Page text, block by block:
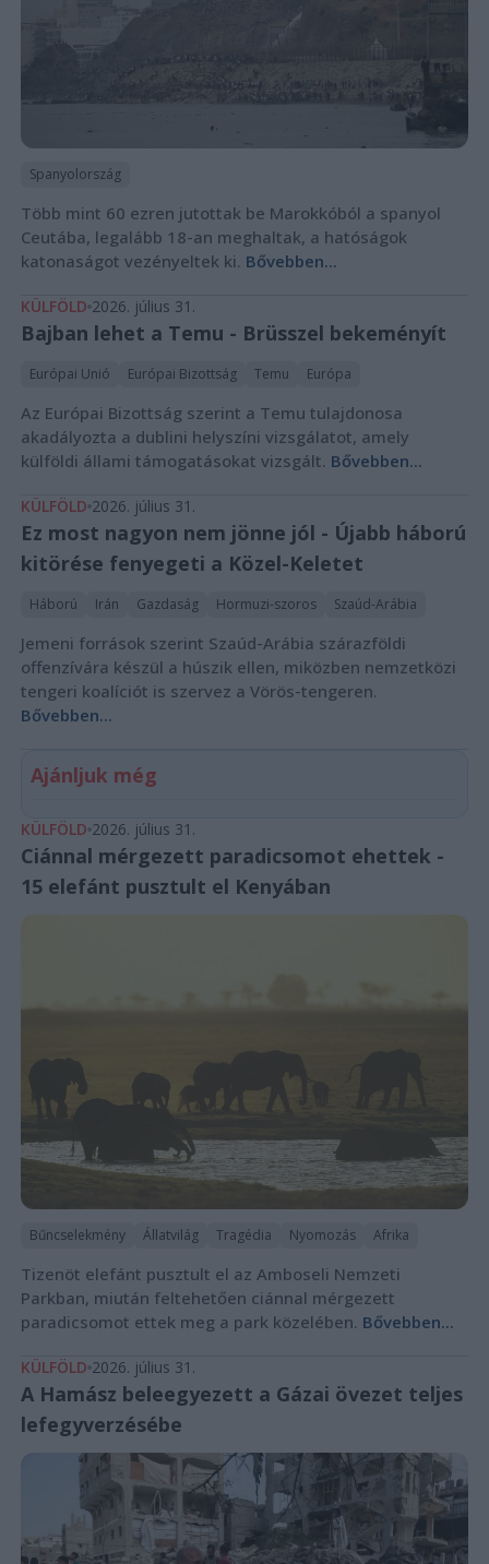
Spanyolország
Több mint 60 ezren jutottak be Marokkóból a spanyol
Ceutába, legalább 18-an meghaltak, a hatóságok
katonaságot vezényeltek ki. Bővebben...
KÜLFÖLD 2026. július 31.
Bajban lehet a Temu - Brüsszel bekeményít
Európai Unió Európai Bizottság Temu Európa
Az Európai Bizottság szerint a Temu tulajdonosa
akadályozta a dublini helyszíni vizsgálatot, amely
külföldi állami támogatásokat vizsgált. Bővebben...
KÜLFÖLD 2026. július 31.
Ez most nagyon nem jönne jól - Újabb háború
kitörése fenyegeti a Közel-Keletet
Háború Irán Gazdaság Hormuzi-szoros Szaúd-Arábia
Jemeni források szerint Szaúd-Arábia szárazföldi
offenzívára készül a húszik ellen, miközben nemzetközi
tengeri koalíciót is szervez a Vörös-tengeren.
Bővebben...
Ajánljuk még
KÜLFÖLD 2026. július 31.
Ciánnal mérgezett paradicsomot ehettek -
15 elefánt pusztult el Kenyában
Bűncselekmény Állatvilág Tragédia Nyomozás Afrika
Tizenöt elefánt pusztult el az Amboseli Nemzeti
Parkban, miután feltehetően ciánnal mérgezett
paradicsomot ettek meg a park közelében. Bővebben...
KÜLFÖLD 2026. július 31.
A Hamász beleegyezett a Gázai övezet teljes
lefegyverzésébe